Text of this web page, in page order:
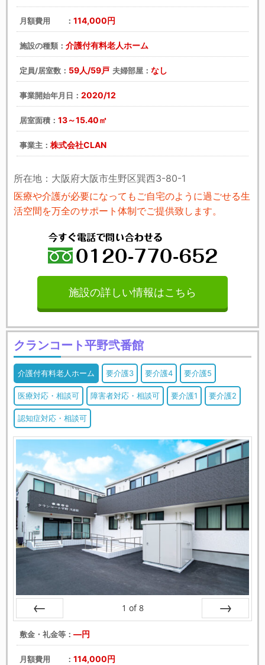
月額費用 ： 114,000円
施設の種類： 介護付有料老人ホーム
定員/居室数： 59人/59戸 夫婦部屋： なし
事業開始年月日： 2020/12
居室面積： 13～15.40㎡
事業主： 株式会社CLAN
所在地：大阪府大阪市生野区巽西3-80-1
医療や介護が必要になってもご自宅のように過ごせる生
活空間を万全のサポート体制でご提供致します。
施設の詳しい情報はこちら
クランコート平野弐番館
介護付有料老人ホーム 要介護3 要介護4 要介護5
医療対応・相談可 障害者対応・相談可 要介護1 要介護2
認知症対応・相談可
戻る
1 of 8
敷金・礼金等： ―円
月額費用 ： 114,000円